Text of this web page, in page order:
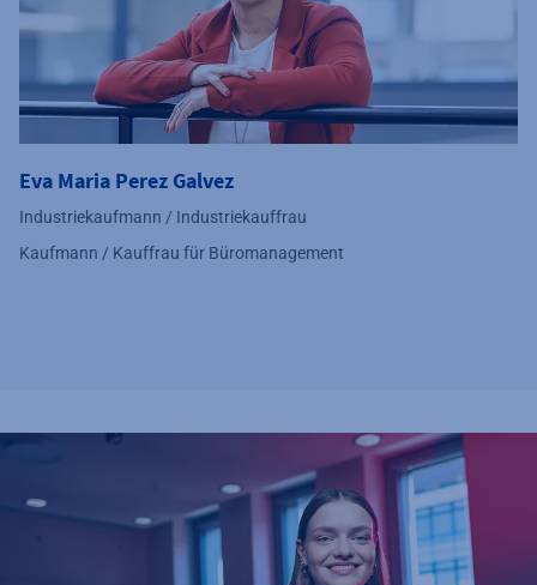
Eva Maria Perez Galvez
Industriekaufmann / Industriekauffrau
Kaufmann / Kauffrau für Büromanagement